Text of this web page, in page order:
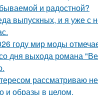
и радостной?
выпускных, и я уже с
году мир моды
дня выхода романа
рассматриваю
и образы в целом.